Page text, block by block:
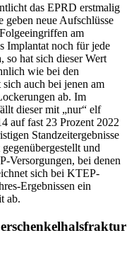
das EPRD erstmalig
geben neue Aufschlüsse
am
Implantat noch für jede
so hat sich dieser Wert
wie bei den
auch bei jenen am
ab. Im
dieser mit „nur“ elf
auf fast 23 Prozent 2022
Standzeitergebnisse
und
Versorgungen, bei denen
sich bei KTEP-
Ergebnissen ein
ab.